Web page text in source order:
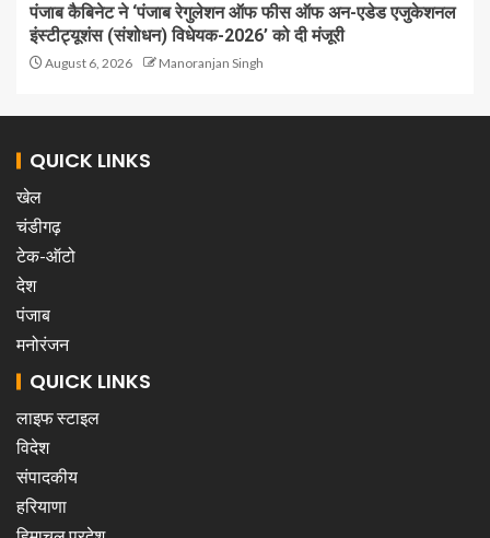
पंजाब कैबिनेट ने ‘पंजाब रेगुलेशन ऑफ फीस ऑफ अन-एडेड एजुकेशनल
इंस्टीट्यूशंस (संशोधन) विधेयक-2026’ को दी मंजूरी
August 6, 2026 Manoranjan Singh
QUICK LINKS
खेल
चंडीगढ़
टेक-ऑटो
देश
पंजाब
मनोरंजन
QUICK LINKS
लाइफ स्टाइल
विदेश
संपादकीय
हरियाणा